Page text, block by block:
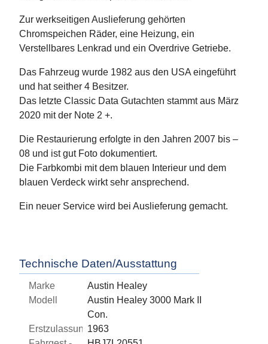
Zur werkseitigen Auslieferung gehörten
Chromspeichen Räder, eine Heizung, ein
Verstellbares Lenkrad und ein Overdrive Getriebe.
Das Fahrzeug wurde 1982 aus den USA eingeführt
und hat seither 4 Besitzer.
Das letzte Classic Data Gutachten stammt aus März
2020 mit der Note 2 +.
Die Restaurierung erfolgte in den Jahren 2007 bis –
08 und ist gut Foto dokumentiert.
Die Farbkombi mit dem blauen Interieur und dem
blauen Verdeck wirkt sehr ansprechend.
Ein neuer Service wird bei Auslieferung gemacht.
Technische Daten/Ausstattung
Marke
Austin Healey
Modell
Austin Healey 3000 Mark II
Con.
Erstzulassung1963